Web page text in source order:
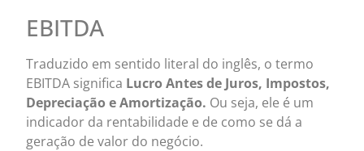
EBITDA
Traduzido em sentido literal do inglês, o termo
EBITDA significa Lucro Antes de Juros, Impostos,
Depreciação e Amortização. Ou seja, ele é um
indicador da rentabilidade e de como se dá a
geração de valor do negócio.